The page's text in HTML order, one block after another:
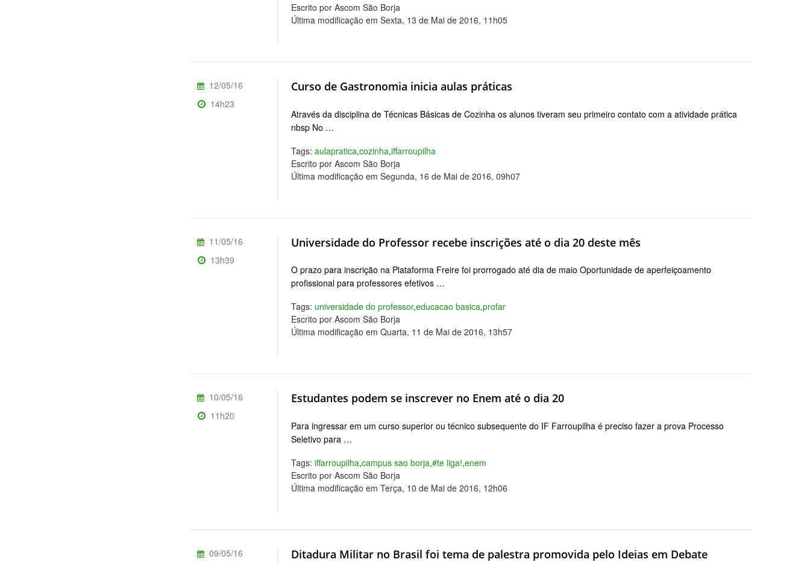
Escrito por Ascom São Borja
Última modificação em Sexta, 13 de Mai de 2016, 11h05
Curso de Gastronomia inicia aulas práticas
Através da disciplina de Técnicas Básicas de Cozinha os alunos tiveram seu primeiro contato com a atividade prática
nbsp No …
Tags:aulapratica,cozinha,iffarroupilha
Escrito por Ascom São Borja
Última modificação em Segunda, 16 de Mai de 2016, 09h07
12/05/16
14h23
Universidade do Professor recebe inscrições até o dia 20 deste mês
O prazo para inscrição na Plataforma Freire foi prorrogado até dia de maio Oportunidade de aperfeiçoamento
profissional para professores efetivos …
Tags: universidade do professor,educacao basica,profar
Escrito por Ascom São Borja
Última modificação em Quarta, 11 de Mai de 2016, 13h57
11/05/16
13h39
Estudantes podem se inscrever no Enem até o dia 20
Para ingressar em um curso superior ou técnico subsequente do IF Farroupilha é preciso fazer a prova Processo
Seletivo para …
Tags:iffarroupilha,campus sao borja,#te liga!,enem
Escrito por Ascom São Borja
Última modificação em Terça, 10 de Mai de 2016, 12h06
10/05/16
11h20
Ditadura Militar no Brasil foi tema de palestra promovida pelo Ideias em Debate
09/05/16